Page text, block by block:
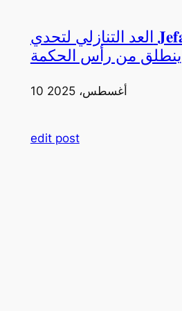
العد التنازلي لتحدي 𝐉𝐞𝐟𝐚𝐢𝐫𝐚 𝟒𝐱𝟒
ينطلق من رأس الحكمة
10 أغسطس، 2025
edit post